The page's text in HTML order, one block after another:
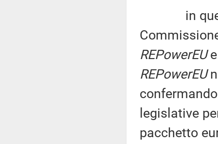
in
REPowerEUe
REPowerEU
legislative
pacchetto